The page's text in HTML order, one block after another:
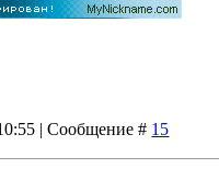
| Сообщение # 15